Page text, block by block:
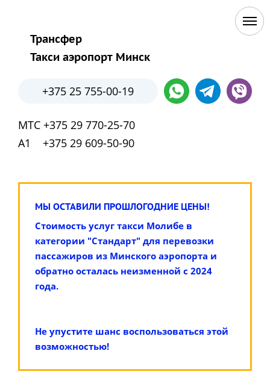
Трансфер
Такси аэропорт Минск
+375 25 755-00-19
МТС +375 29 770-25-70
А1 +375 29 609-50-90
МЫ ОСТАВИЛИ ПРОШЛОГОДНИЕ ЦЕНЫ!
Стоимость услуг такси Молибе в
категории "Стандарт" для перевозки
пассажиров из Минского аэропорта и
обратно осталась неизменной с 2024
года.
Не упустите шанс воспользоваться этой
возможностью!